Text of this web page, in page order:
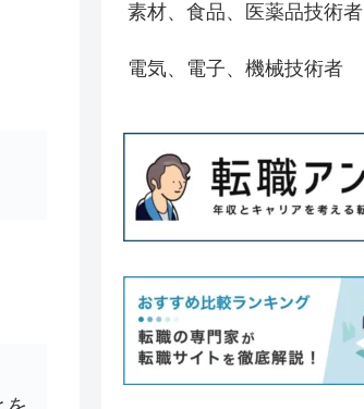
素材、食品、医薬品技術者
電気、電子、機械技術者